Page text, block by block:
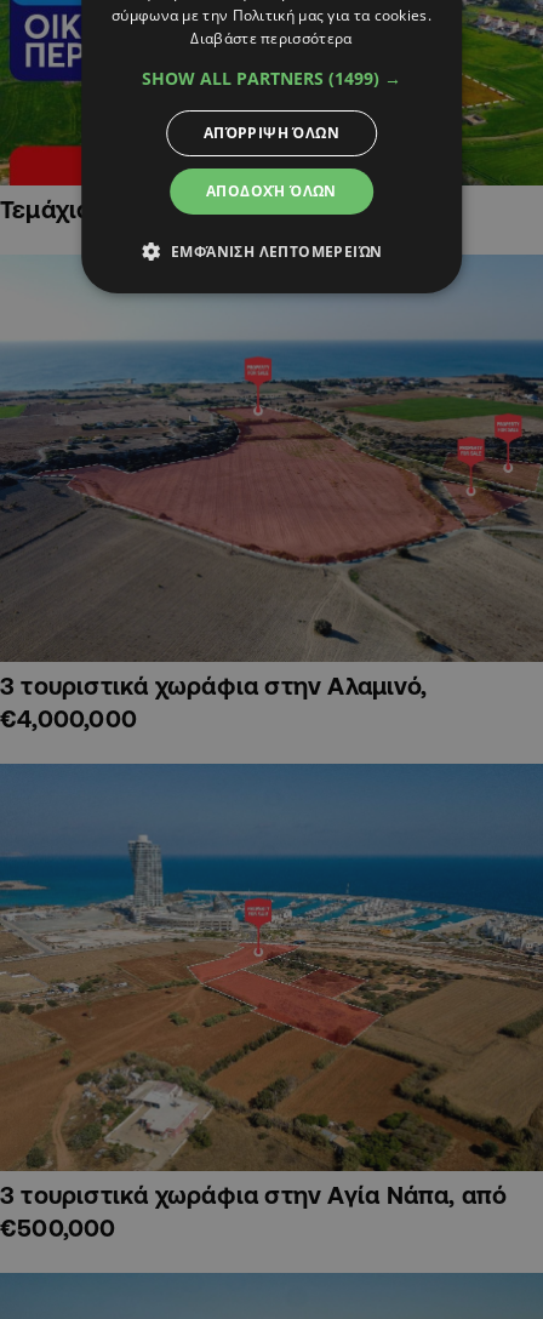
Τεμάχια Γης σε Οικιστικές Περιοχές
3 τουριστικά χωράφια στην Αλαμινό,
€4,000,000
3 τουριστικά χωράφια στην Αγία Νάπα, από
€500,000
σύμφωνα με την Πολιτική μας για τα cookies.
Διαβάστε περισσότερα
SHOW ALL PARTNERS (1499) →
ΑΠΟΔΟΧΉ ΌΛΩΝ
ΑΠΌΡΡΙΨΗ ΌΛΩΝ
ΕΜΦΆΝΙΣΗ ΛΕΠΤΟΜΕΡΕΙΏΝ